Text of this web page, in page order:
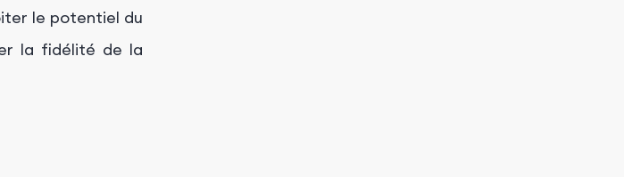
le potentiel du
la fidélité de la